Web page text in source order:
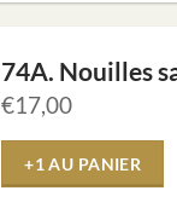
74A. Nouilles
€17,00
+1 AU PANIER